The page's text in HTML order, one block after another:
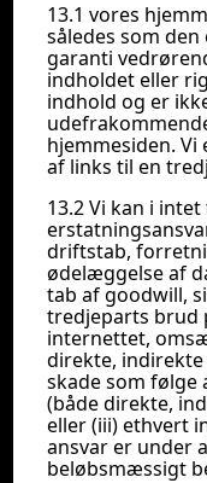
13.1 vores
således som
garanti
indholdet eller
indhold og er
hjemmesiden.
af links til en
13.2 Vi kan i
driftstab,
ødelæggelse af
tab af goodwill,
tredjeparts brud
internettet,
direkte,
skade som
(både direkte,
eller (iii) ethvert
ansvar er under
beløbsmæssigt